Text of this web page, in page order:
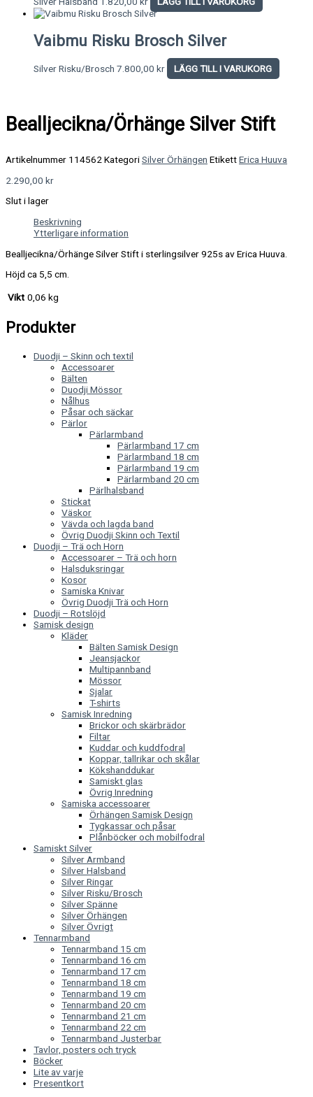
Vaibmu Risku Brosch Silver
Silver Risku/Brosch 7.800,00 kr LÄGG TILL I VARUKORG
Bealljecikna/Örhänge Silver Stift
Artikelnummer 114562 KategoriSilver Örhängen EtikettErica Huuva
2.290,00 kr
Slut i lager
Beskrivning
Ytterligare information
Bealljecikna/Örhänge Silver Stift i sterlingsilver 925s av Erica Huuva.
Höjd ca 5,5 cm.
Vikt 0,06 kg
Produkter
Duodji – Skinn och textil
Accessoarer
Bälten
Duodji Mössor
Nålhus
Påsar och säckar
Pärlor
Pärlarmband
Pärlarmband 17 cm
Pärlarmband 18 cm
Pärlarmband 19 cm
Pärlarmband 20 cm
Pärlhalsband
Stickat
Väskor
Vävda och lagda band
Övrig Duodji Skinn och Textil
Duodji – Trä och Horn
Accessoarer – Trä och horn
Halsduksringar
Kosor
Samiska Knivar
Övrig Duodji Trä och Horn
Duodji – Rotslöjd
Samisk design
Kläder
Bälten Samisk Design
Jeansjackor
Multipannband
Mössor
Sjalar
T-shirts
Samisk Inredning
Brickor och skärbrädor
Filtar
Kuddar och kuddfodral
Koppar, tallrikar och skålar
Kökshanddukar
Samiskt glas
Övrig Inredning
Samiska accessoarer
Örhängen Samisk Design
Tygkassar och påsar
Plånböcker och mobilfodral
Samiskt Silver
Silver Armband
Silver Halsband
Silver Ringar
Silver Risku/Brosch
Silver Spänne
Silver Örhängen
Silver Övrigt
Tennarmband
Tennarmband 15 cm
Tennarmband 16 cm
Tennarmband 17 cm
Tennarmband 18 cm
Tennarmband 19 cm
Tennarmband 20 cm
Tennarmband 21 cm
Tennarmband 22 cm
Tennarmband Justerbar
Tavlor, posters och tryck
Böcker
Lite av varje
Presentkort